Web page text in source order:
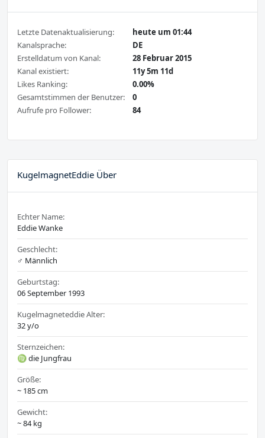
Letzte Datenaktualisierung:
heute um 01:44
Kanalsprache:
DE
Erstelldatum von Kanal:
28 Februar 2015
Kanal existiert:
11y 5m 11d
Likes Ranking:
0.00%
Gesamtstimmen der Benutzer:
0
Aufrufe pro Follower:
84
KugelmagnetEddie Über
Echter Name:
Eddie Wanke
Geschlecht:
♂️ Männlich
Geburtstag:
06 September 1993
Kugelmagneteddie Alter:
32 y/o
Sternzeichen:
♍ die Jungfrau
Größe:
~ 185 cm
Gewicht:
~ 84 kg